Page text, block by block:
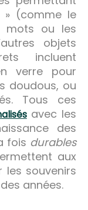
» (comme le
mots ou les
objets
incluent
verre pour
doudous, ou
Tous ces
avec les
des
fois durables
aux
souvenirs
années.